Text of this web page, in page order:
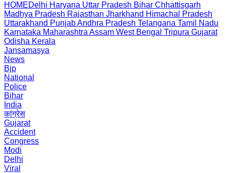
HOMEDelhi Haryana Uttar Pradesh Bihar Chhattisgarh
Madhya Pradesh Rajasthan Jharkhand Himachal Pradesh
Uttarakhand PunjabAndhra Pradesh Telangana Tamil Nadu
Karnataka Maharashtra Assam West Bengal Tripura Gujarat
Odisha Kerala
Jansamasya
News
Bjp
National
Police
Bihar
India
कांग्रेस
Gujarat
Accident
Congress
Modi
Delhi
Viral